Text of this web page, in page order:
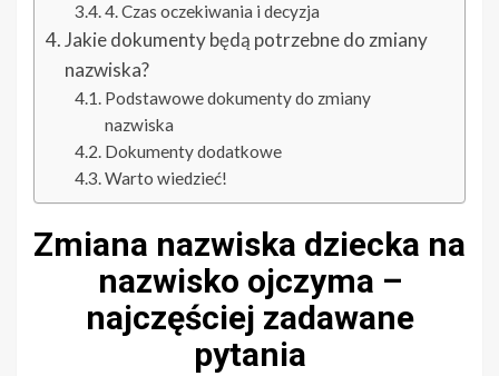
4. Czas oczekiwania i decyzja
Jakie dokumenty będą potrzebne do zmiany
nazwiska?
Podstawowe dokumenty do zmiany
nazwiska
Dokumenty dodatkowe
Warto wiedzieć!
Zmiana nazwiska dziecka na
nazwisko ojczyma –
najczęściej zadawane
pytania